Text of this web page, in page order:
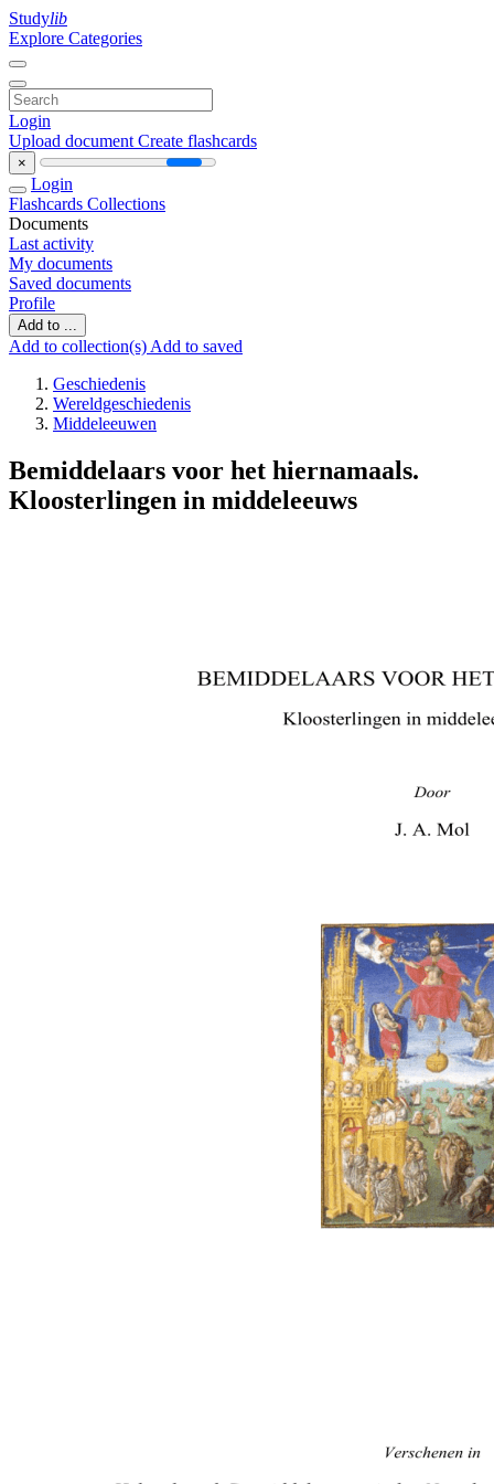
Studylib
Explore Categories
Login
Upload document Create flashcards
×
Login
Flashcards Collections
Documents
Last activity
My documents
Saved documents
Profile
Add to ...
Add to collection(s) Add to saved
Geschiedenis
Wereldgeschiedenis
Middeleeuwen
Bemiddelaars voor het hiernamaals.
Kloosterlingen in middeleeuws